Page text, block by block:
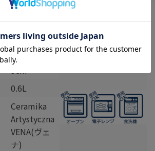
14cm
0.6L
Ceramika
Artystyczna
VENA(ヴェ
ナ)